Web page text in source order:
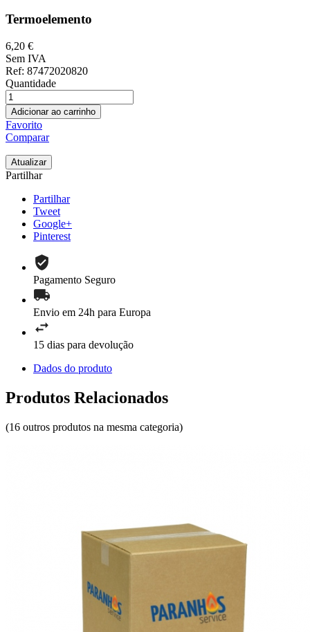
Termoelemento
6,20 €
Sem IVA
Ref: 87472020820
Quantidade
Adicionar ao carrinho
Favorito
Comparar
Partilhar
Partilhar
Tweet
Google+
Pinterest
Pagamento Seguro
Envio em 24h para Europa
15 dias para devolução
Dados do produto
Produtos Relacionados
(16 outros produtos na mesma categoria)